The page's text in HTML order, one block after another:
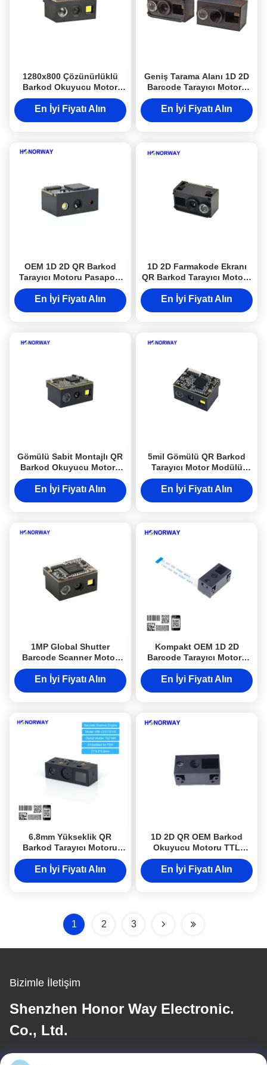
1280x800 Çözünürlüklü
Barkod Okuyucu Motor
3mil Güneş Işığında
Okunabilir Yüksek
En İyi Fiyatı Alın
Geniş Tarama Alanı 1D 2D
Barcode Tarayıcı Motoru
Otomatik Duygu
Programlanabilir Barcode
En İyi Fiyatı Alın
OEM 1D 2D QR Barkod
Tarayıcı Motoru Pasaport
için gömülü OCR MRZ
Okuyucu Modülü
En İyi Fiyatı Alın
1D 2D Farmakode Ekranı
QR Barkod Tarayıcı Motoru
Kiosk ve IoT Makineleri
İçin
En İyi Fiyatı Alın
Gömülü Sabit Montajlı QR
Barkod Okuyucu Motoru
1D 2D Barkod Tarayıcı
Modülü
En İyi Fiyatı Alın
5mil Gömülü QR Barkod
Tarayıcı Motor Modülü
UART USB Arayüzü
IEC61000 EN55032
En İyi Fiyatı Alın
1MP Global Shutter
Barcode Scanner Motor
Dahili 1D 2D QR Barcode
Okuyucu Modülü
En İyi Fiyatı Alın
Kompakt OEM 1D 2D
Barcode Tarayıcı Motoru
QR Kod Okuyucu Modülü
0.3MP Piksel
En İyi Fiyatı Alın
6.8mm Yükseklik QR
Barkod Tarayıcı Motoru
Ultra İnce PDA ve IoT
Cihazları İçin
En İyi Fiyatı Alın
1D 2D QR OEM Barkod
Okuyucu Motoru TTL
USB'li Perakende
Süpermarketler İçin
En İyi Fiyatı Alın
1 2 3
Bizimle İletişim
Shenzhen Honor Way Electronic.
Co., Ltd.
E-posta